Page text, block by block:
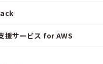
援サービス for AWS